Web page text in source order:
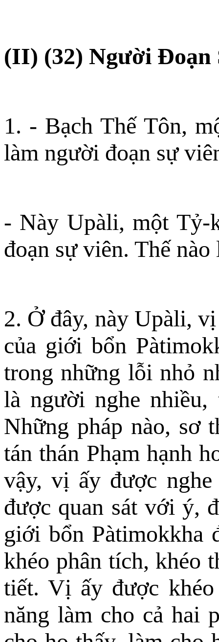
(II) (32) Người Ðoạn
1. - Bạch Thế Tôn,
làm người đoạn sự
- Này Upàli, một Tỷ-
đoạn sự viên. Thế
2. Ở đây, này Upàli,
của giới bổn
trong những lỗi nhỏ
là người nghe
Những pháp nào, sơ
tán thán Phạm hạnh
vậy, vị ấy được
được quan sát với ý,
giới bổn Pàtimokkha
khéo phân tích, khéo
tiết. Vị ấy được
năng làm cho cả hai